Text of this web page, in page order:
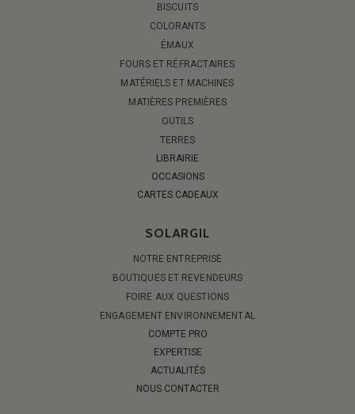
BISCUITS
COLORANTS
ÉMAUX
FOURS ET RÉFRACTAIRES
MATÉRIELS ET MACHINES
MATIÈRES PREMIÈRES
OUTILS
TERRES
LIBRAIRIE
OCCASIONS
CARTES CADEAUX
SOLARGIL
NOTRE ENTREPRISE
BOUTIQUES ET REVENDEURS
FOIRE AUX QUESTIONS
ENGAGEMENT ENVIRONNEMENTAL
COMPTE PRO
EXPERTISE
ACTUALITÉS
NOUS CONTACTER